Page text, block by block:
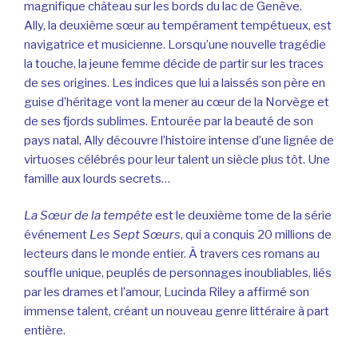
magnifique château sur les bords du lac de Genève.
Ally, la deuxième sœur au tempérament tempétueux, est
navigatrice et musicienne. Lorsqu’une nouvelle tragédie
la touche, la jeune femme décide de partir sur les traces
de ses origines. Les indices que lui a laissés son père en
guise d’héritage vont la mener au cœur de la Norvège et
de ses fjords sublimes. Entourée par la beauté de son
pays natal, Ally découvre l’histoire intense d’une lignée de
virtuoses célébrés pour leur talent un siècle plus tôt. Une
famille aux lourds secrets…
La Sœur de la tempête est le deuxième tome de la série
événement Les Sept Sœurs, qui a conquis 20 millions de
lecteurs dans le monde entier. À travers ces romans au
souffle unique, peuplés de personnages inoubliables, liés
par les drames et l’amour, Lucinda Riley a affirmé son
immense talent, créant un nouveau genre littéraire à part
entière.